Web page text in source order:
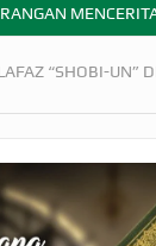
WAJIB?
DI DUNIA!
“SHOBI-UN”